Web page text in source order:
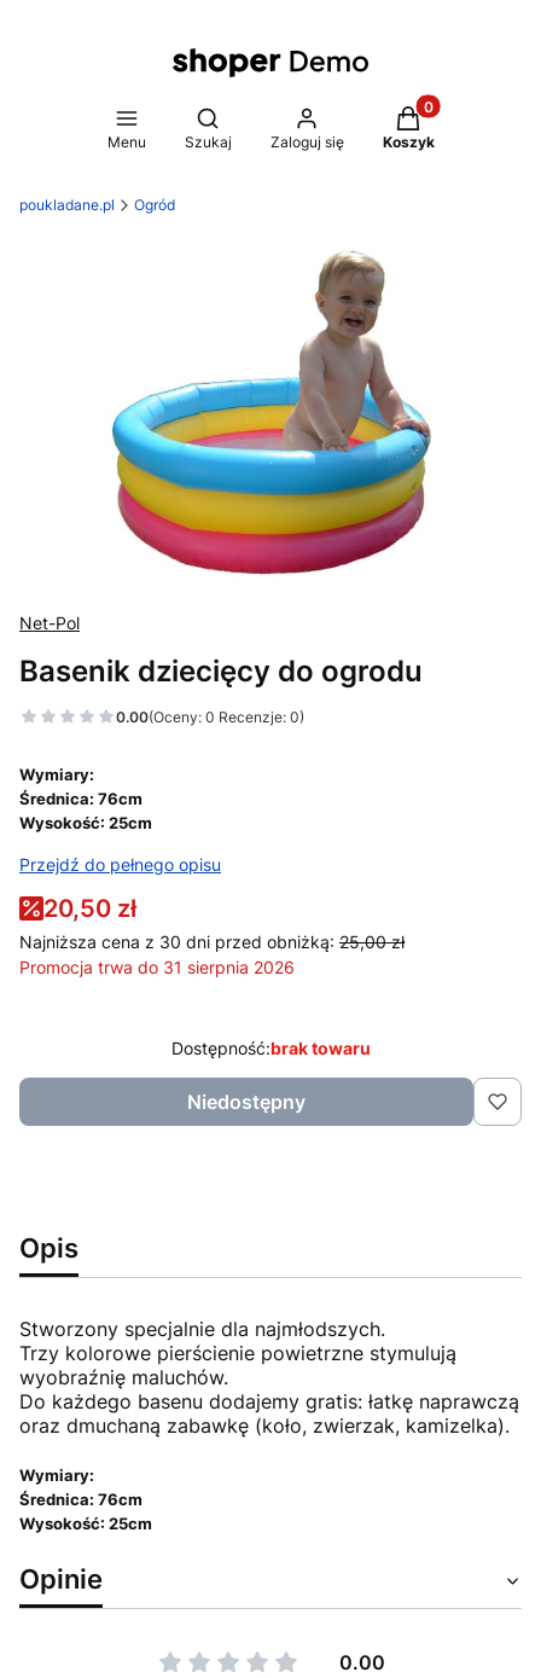
Menu
Otwórz wyszukiwarkę
Szukaj Zaloguj się
Produkty w
Koszyk
poukladane.pl Ogród
Net-Pol
Basenik dziecięcy do ogrodu
0.00(Oceny: 0 Recenzje: 0)
Wymiary:
Średnica: 76cm
Wysokość: 25cm
Przejdź do pełnego opisu
20,50 zł
Najniższa cena z 30 dni przed obniżką: 25,00 zł
Promocja trwa do 31 sierpnia 2026
Dostępność:brak towaru
Niedostępny
Opis
Stworzony specjalnie dla najmłodszych.
Trzy kolorowe pierścienie powietrzne stymulują
wyobraźnię maluchów.
Do każdego basenu dodajemy gratis: łatkę naprawczą
oraz dmuchaną zabawkę (koło, zwierzak, kamizelka).
Wymiary:
Średnica: 76cm
Wysokość: 25cm
Opinie
0.00